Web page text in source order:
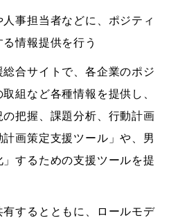
事担当者などに、ポジティ
情報提供を行う
合サイトで、各企業のポジ
組など各種情報を提供し、
把握、課題分析、行動計画
画策定支援ツール」や、男
するための支援ツールを提
するとともに、ロールモデ